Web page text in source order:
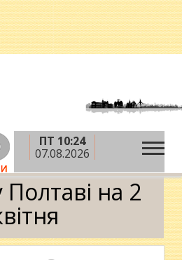
ПТ 10:24
07.08.2026
Полтаві »Погода у Полтаві
на 2